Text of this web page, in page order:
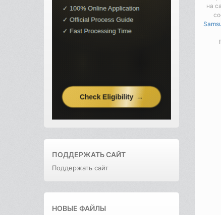
ПОДДЕРЖАТЬ САЙТ
Поддержать сайт
НОВЫЕ ФАЙЛЫ
на